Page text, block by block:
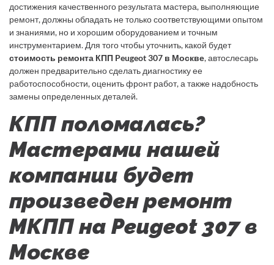
достижения качественного результата мастера, выполняющие
ремонт, должны обладать не только соответствующими опытом
и знаниями, но и хорошим оборудованием и точным
инструментарием. Для того чтобы уточнить, какой будет
стоимость ремонта КПП Peugeot 307 в Москве, автослесарь
должен предварительно сделать диагностику ее
работоспособности, оценить фронт работ, а также надобность
замены определенных деталей.
КПП поломалась?
Мастерами нашей
компании будет
произведен ремонт
МКПП на Peugeot 307 в
Москве